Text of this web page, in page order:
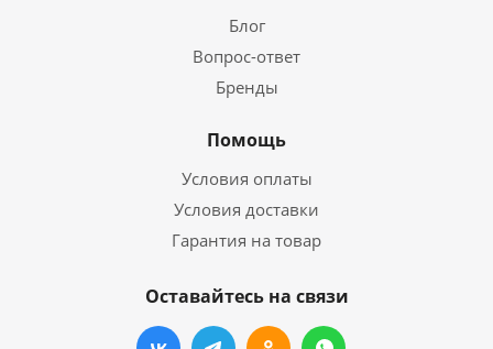
Блог
Вопрос-ответ
Бренды
Помощь
Условия оплаты
Условия доставки
Гарантия на товар
Оставайтесь на связи